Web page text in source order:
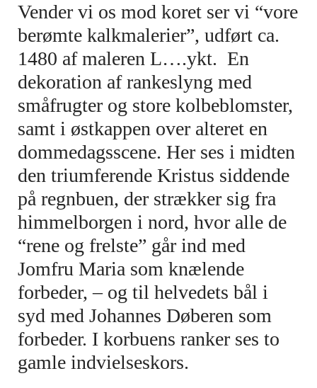
Vender vi os mod koret ser vi “vore
berømte kalkmalerier”, udført ca.
1480 af maleren L….ykt. En
dekoration af rankeslyng med
småfrugter og store kolbeblomster,
samt i østkappen over alteret en
dommedagsscene. Her ses i midten
den triumferende Kristus siddende
på regnbuen, der strækker sig fra
himmelborgen i nord, hvor alle de
“rene og frelste” går ind med
Jomfru Maria som knælende
forbeder, – og til helvedets bål i
syd med Johannes Døberen som
forbeder. I korbuens ranker ses to
gamle indvielseskors.